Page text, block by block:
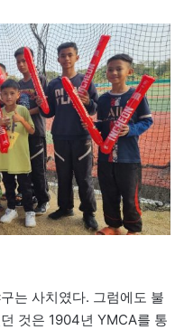
는 사치였다. 그럼에도 불
것은 1904년 YMCA를 통